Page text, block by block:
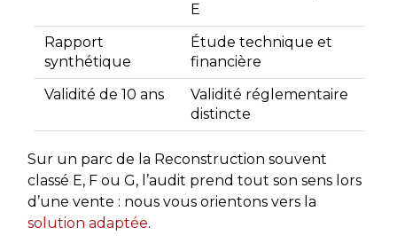
E
Rapport
synthétique
Étude technique et
financière
Validité de 10 ans
Validité réglementaire
distincte
Sur un parc de la Reconstruction souvent
classé E, F ou G, l’audit prend tout son sens lors
d’une vente : nous vous orientons vers la
solution adaptée.